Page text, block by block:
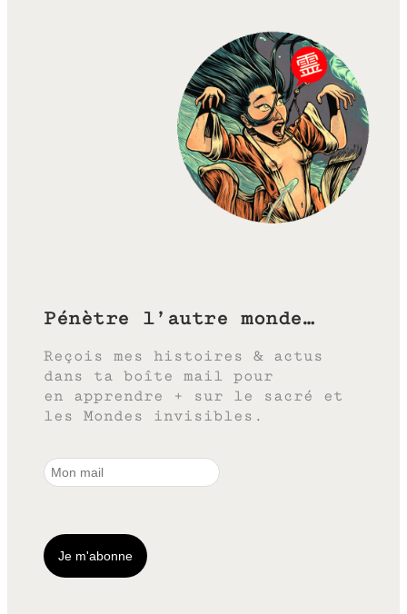
Pénètre l’autre monde…
Reçois mes histoires & actus
dans ta boîte mail pour
en apprendre + sur le sacré et
les Mondes invisibles.